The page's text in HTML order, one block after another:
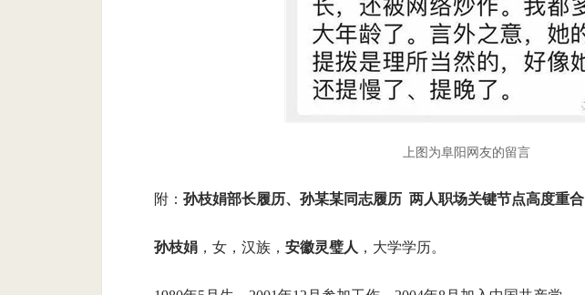
上图为阜阳网友的留言
附： 孙枝娟部长履历、孙某某同志履历 两人职场关键节点高度重合
孙枝娟 ，女，汉族， 安徽灵璧人 ，大学学历。